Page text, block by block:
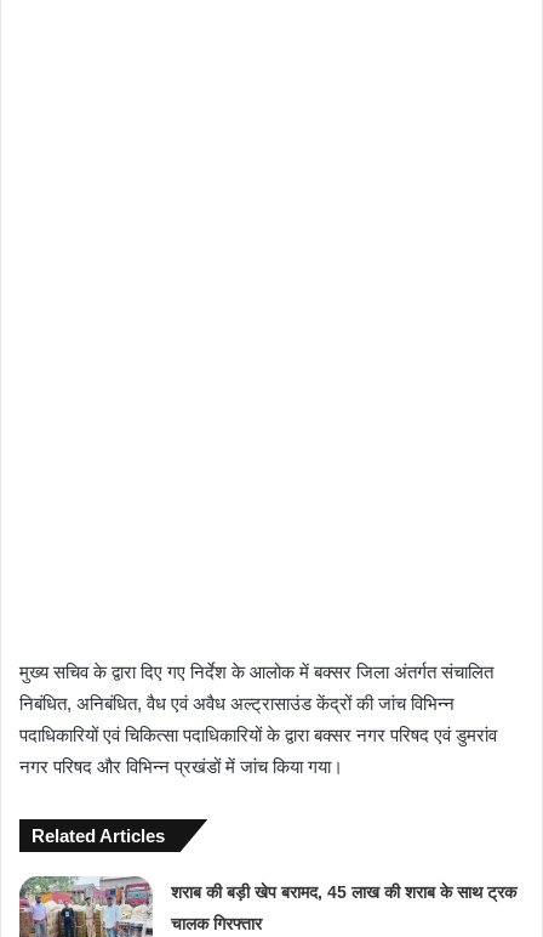
मुख्य सचिव के द्वारा दिए गए निर्देश के आलोक में बक्सर जिला अंतर्गत संचालित
निबंधित, अनिबंधित, वैध एवं अवैध अल्ट्रासाउंड केंद्रों की जांच विभिन्न
पदाधिकारियों एवं चिकित्सा पदाधिकारियों के द्वारा बक्सर नगर परिषद एवं डुमरांव
नगर परिषद और विभिन्न प्रखंडों में जांच किया गया।
Related Articles
शराब की बड़ी खेप बरामद, 45 लाख की शराब के साथ ट्रक
चालक गिरफ्तार